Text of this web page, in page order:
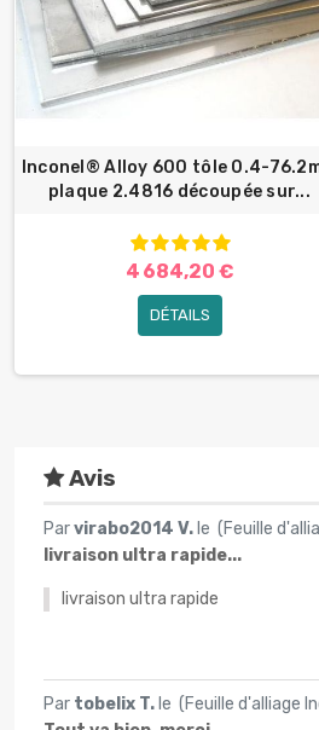
Inconel® Alloy 600 tôle 0.4-
plaque 2.4816 découpée sur...
4 684,20 €
DÉTAILS
Avis
Parvirabo2014 V. le (Feuille
livraison ultra rapide...
livraison ultra rapide
Par tobelix T. le (Feuille d'alliage